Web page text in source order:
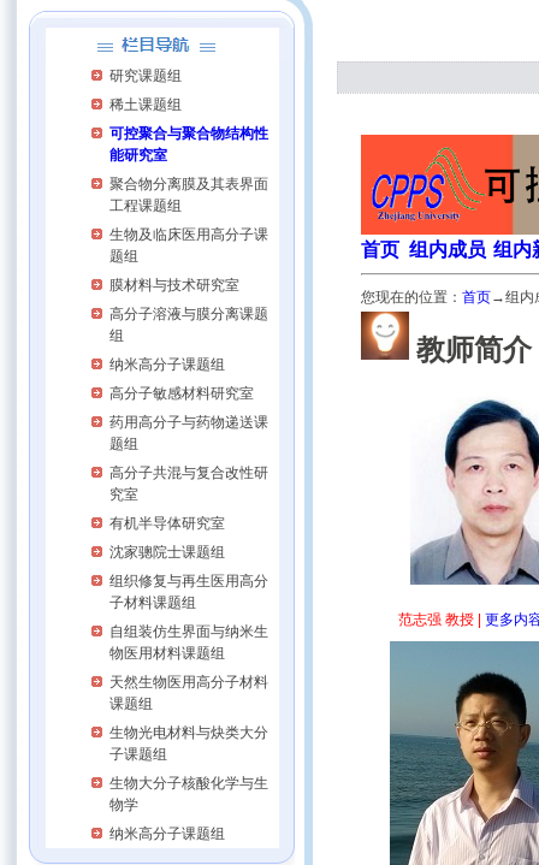
研究课题组
稀土课题组
可控聚合与聚合物结构性
能研究室
聚合物分离膜及其表界面
工程课题组
生物及临床医用高分子课
题组
膜材料与技术研究室
高分子溶液与膜分离课题
组
纳米高分子课题组
高分子敏感材料研究室
药用高分子与药物递送课
题组
高分子共混与复合改性研
究室
有机半导体研究室
沈家骢院士课题组
组织修复与再生医用高分
子材料课题组
自组装仿生界面与纳米生
物医用材料课题组
天然生物医用高分子材料
课题组
生物光电材料与炔类大分
子课题组
生物大分子核酸化学与生
物学
纳米高分子课题组
首页 组内成员 组内
您现在的位置： 首页→组内
教师简介
范志强 教授 | 更多内